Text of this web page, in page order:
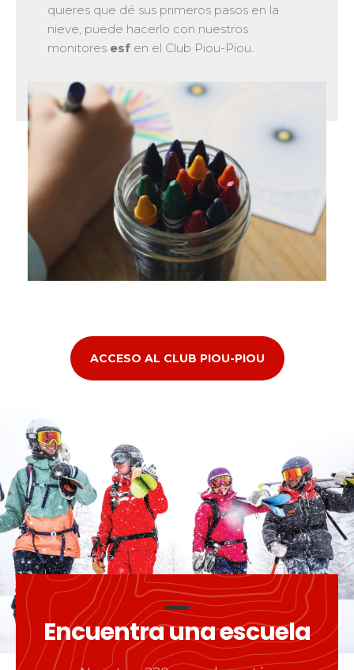
quieres que dé sus primeros pasos en la
nieve, puede hacerlo con nuestros
monitores esf en el Club Piou-Piou.
ACCESO AL CLUB PIOU-PIOU
Encuentra una escuela